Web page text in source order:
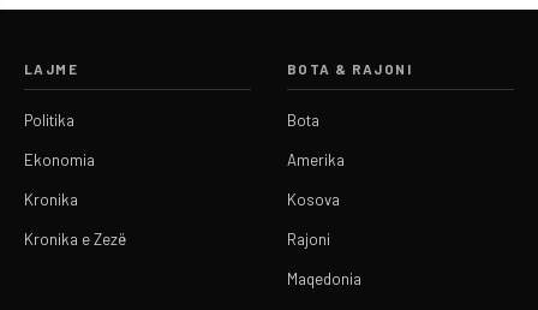
LAJME
Politika
Ekonomia
Kronika
Kronika e Zezë
BOTA & RAJONI
Bota
Amerika
Kosova
Rajoni
Maqedonia